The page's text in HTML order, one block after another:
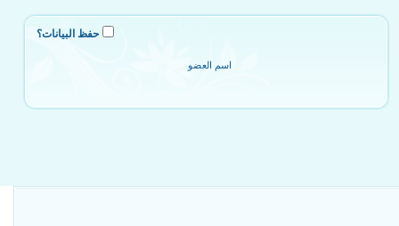
حفظ البيانات؟